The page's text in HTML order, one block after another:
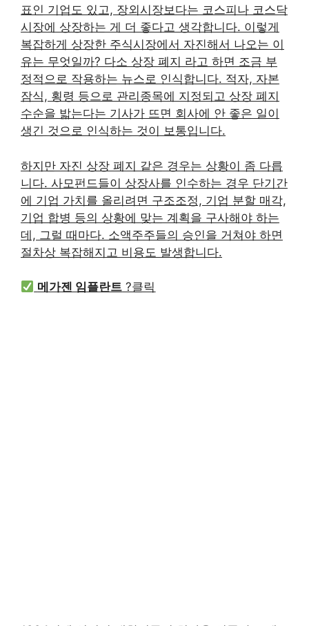
표인 기업도 있고, 장외시장보다는 코스피나 코스닥
시장에 상장하는 게 더 좋다고 생각합니다. 이렇게
복잡하게 상장한 주식시장에서 자진해서 나오는 이
유는 무엇일까? 다소 상장 폐지 라고 하면 조금 부
정적으로 작용하는 뉴스로 인식합니다. 적자, 자본
잠식, 횡령 등으로 관리종목에 지정되고 상장 폐지
수순을 밟는다는 기사가 뜨면 회사에 안 좋은 일이
생긴 것으로 인식하는 것이 보통입니다.
하지만 자진 상장 폐지 같은 경우는 상황이 좀 다릅
니다. 사모펀드들이 상장사를 인수하는 경우 단기간
에 기업 가치를 올리려면 구조조정, 기업 분할 매각,
기업 합병 등의 상황에 맞는 계획을 구사해야 하는
데, 그럴 때마다. 소액주주들의 승인을 거쳐야 하면
절차상 복잡해지고 비용도 발생합니다.
메가젠 임플란트 ?클릭